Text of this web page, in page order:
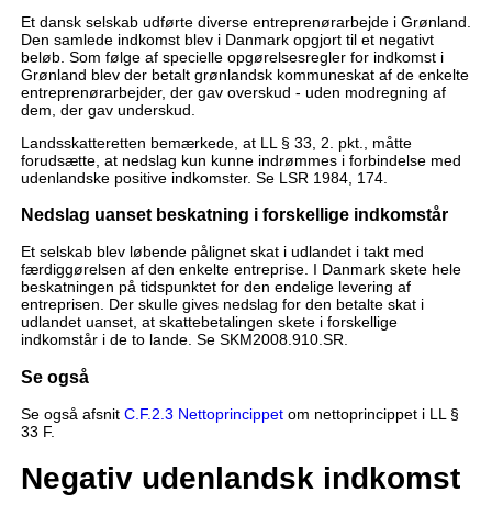
Et dansk selskab udførte diverse entreprenørarbejde i Grønland.
Den samlede indkomst blev i Danmark opgjort til et negativt
beløb. Som følge af specielle opgørelsesregler for indkomst i
Grønland blev der betalt grønlandsk kommuneskat af de enkelte
entreprenørarbejder, der gav overskud - uden modregning af
dem, der gav underskud.
Landsskatteretten bemærkede, at LL § 33, 2. pkt., måtte
forudsætte, at nedslag kun kunne indrømmes i forbindelse med
udenlandske positive indkomster. Se LSR 1984, 174.
Nedslag uanset beskatning i forskellige indkomstår
Et selskab blev løbende pålignet skat i udlandet i takt med
færdiggørelsen af den enkelte entreprise. I Danmark skete hele
beskatningen på tidspunktet for den endelige levering af
entreprisen. Der skulle gives nedslag for den betalte skat i
udlandet uanset, at skattebetalingen skete i forskellige
indkomstår i de to lande. Se SKM2008.910.SR.
Se også
Se også afsnit C.F.2.3 Nettoprincippetom nettoprincippet i LL §
33 F.
Negativ udenlandsk indkomst